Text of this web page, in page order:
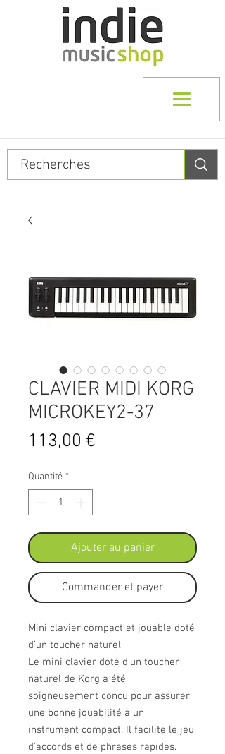
CLAVIER MIDI KORG
MICROKEY2-37
113,00 €
Quantité *
Ajouter au panier
Commander et payer
Mini clavier compact et jouable doté
d’un toucher naturel
Le mini clavier doté d’un toucher
naturel de Korg a été
soigneusement conçu pour assurer
une bonne jouabilité à un
instrument compact. Il facilite le jeu
d’accords et de phrases rapides.